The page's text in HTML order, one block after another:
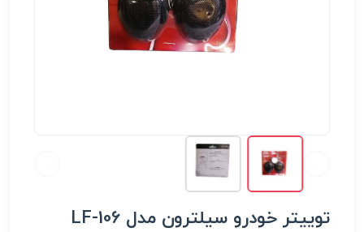
توییتر خودرو سیلترون مدل LF-106